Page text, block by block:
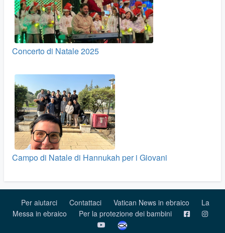
Concerto di Natale 2025
Campo di Natale di Hannukah per i Giovani
Per aiutarci Contattaci Vatican News in ebraico
La
Messa in ebraico
Per la protezione dei bambini